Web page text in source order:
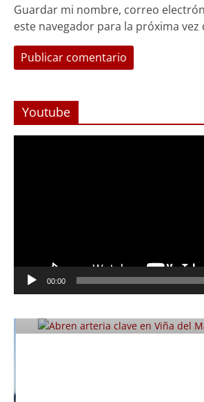
Guardar mi nombre, correo
este navegador para la próxima vez
Youtube
00:00
Abren arteria clave en
con Monjitas